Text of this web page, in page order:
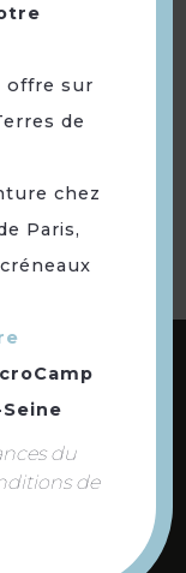
offre sur
de
chez
Paris,
du
de